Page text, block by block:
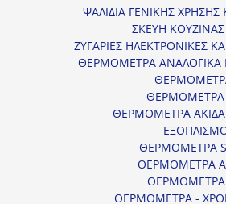
ΨΑΛΙΔΙΑ ΓΕΝΙΚΗΣ ΧΡΗΣΗΣ
ΣΚΕΥΗ ΚΟΥΖΙΝΑΣ
ΖΥΓΑΡΙΕΣ ΗΛΕΚΤΡΟΝΙΚΕΣ
ΘΕΡΜΟΜΕΤΡΑ ΑΝΑΛΟΓΙΚΑ
ΘΕΡΜΟΜΕΤΡΑ
ΘΕΡΜΟΜΕΤΡΑ
ΘΕΡΜΟΜΕΤΡΑ
ΘΕΡΜΟΜΕΤΡΑ
ΘΕΡΜΟΜΕΤΡΑ
ΘΕΡΜΟΜΕΤΡΑ -